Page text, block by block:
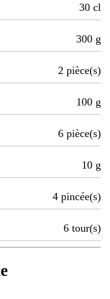
30 cl
300 g
2 pièce(s)
100 g
6 pièce(s)
10 g
4 pincée(s)
6 tour(s)